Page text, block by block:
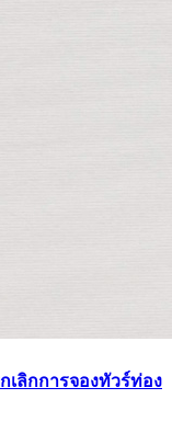
เลิกการจองทัวร์ท่อง